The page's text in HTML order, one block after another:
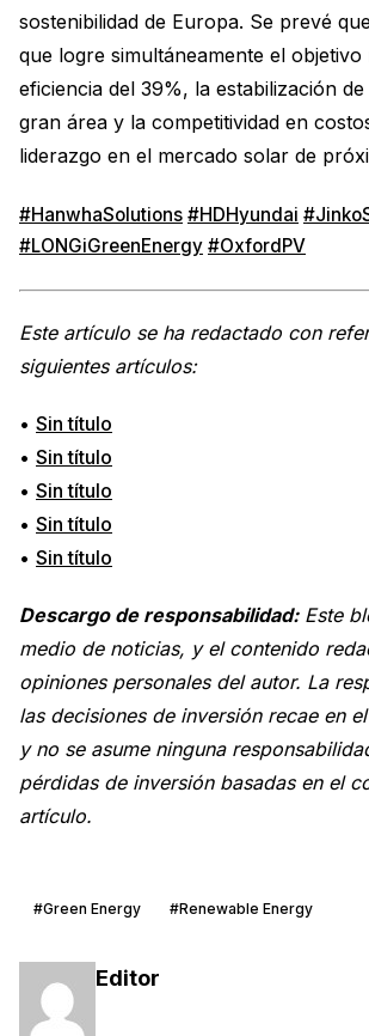
sostenibilidad de Europa. Se prevé
que logre simultáneamente el objetivo
eficiencia del 39%, la estabilización
gran área y la competitividad en
liderazgo en el mercado solar de
#HanwhaSolutions #HDHyundai
#LONGiGreenEnergy #OxfordPV
Este artículo se ha redactado con
siguientes artículos:
• Sin título
• Sin título
• Sin título
• Sin título
• Sin título
Descargo de responsabilidad:Este
medio de noticias, y el contenido
opiniones personales del autor. La
las decisiones de inversión recae en
y no se asume ninguna
pérdidas de inversión basadas en el
artículo.
#Green Energy #Renewable Energy
Editor